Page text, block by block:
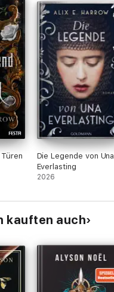
Die Legende von Una
Everlasting
2026
kauften auch